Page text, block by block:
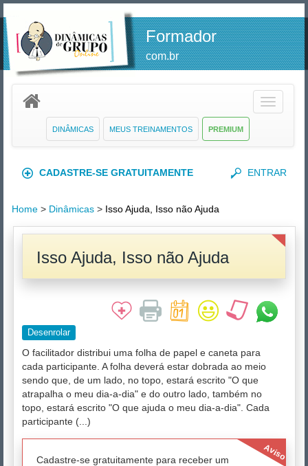
Formador
com.br
Toggle
PREMIUM
MEUS TREINAMENTOS
DINÂMICAS
CADASTRE-SE GRATUITAMENTE ENTRAR
Home > Dinâmicas > Isso Ajuda, Isso não Ajuda
Isso Ajuda, Isso não Ajuda
Desenrolar
O facilitador distribui uma folha de papel e caneta para
cada participante. A folha deverá estar dobrada ao meio
sendo que, de um lado, no topo, estará escrito "O que
atrapalha o meu dia-a-dia" e do outro lado, também no
topo, estará escrito "O que ajuda o meu dia-a-dia". Cada
participante (...)
Aviso
Cadastre-se gratuitamente para receber um